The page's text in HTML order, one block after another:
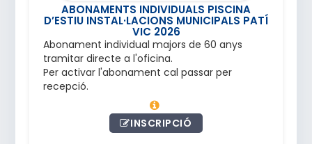
ABONAMENTS INDIVIDUALS PISCINA
D’ESTIU INSTAL·LACIONS MUNICIPALS PATÍ
VIC 2026
Abonament individual majors de 60 anys
tramitar directe a l'oficina.
Per activar l'abonament cal passar per
recepció.
INSCRIPCIÓ